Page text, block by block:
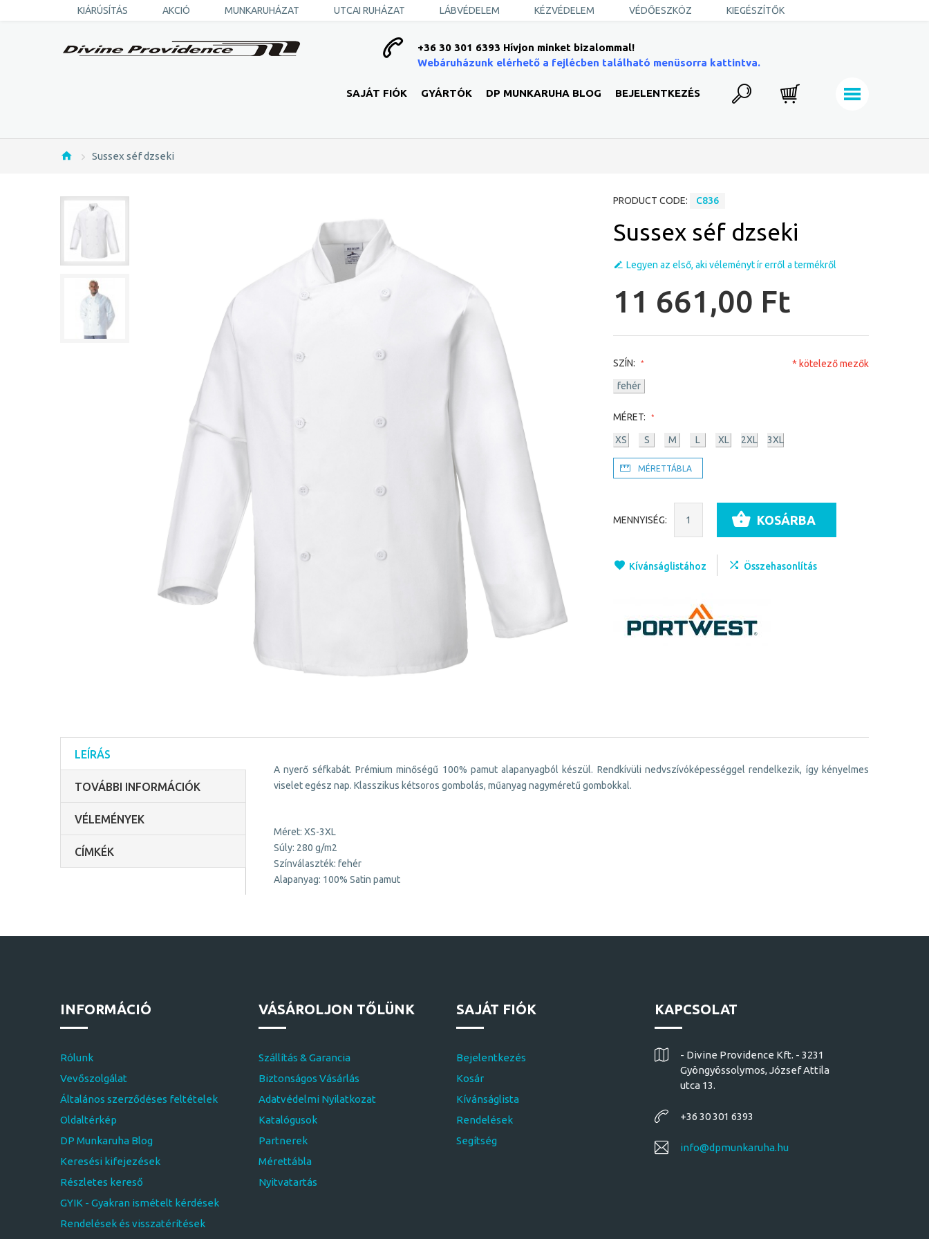
+36 30 301 6393 Hívjon minket bizalommal!
Webáruházunk elérhető a fejlécben található menüsorra kattintva.
SAJÁT FIÓK GYÁRTÓK DP MUNKARUHA BLOG BEJELENTKEZÉS
KIÁRÚSÍTÁS AKCIÓ MUNKARUHÁZAT UTCAI RUHÁZAT LÁBVÉDELEM KÉZVÉDELEM VÉDŐESZKÖZ KIEGÉSZÍTŐK
Sussex séf dzseki
PRODUCT CODE: C836
Sussex séf dzseki
Legyen az első, aki véleményt ír erről a termékről
11 661,00 Ft
SZÍN:
fehér
MÉRET:
XS S M L XL 2XL 3XL
MÉRETTÁBLA
* kötelező mezők
MENNYISÉG: KOSÁRBA
Kívánságlistához Összehasonlítás
LEÍRÁS
TOVÁBBI INFORMÁCIÓK
VÉLEMÉNYEK
CÍMKÉK
A nyerő séfkabát. Prémium minőségű 100% pamut alapanyagból készül. Rendkívüli nedvszívóképességgel rendelkezik, így kényelmes
viselet egész nap. Klasszikus kétsoros gombolás, műanyag nagyméretű gombokkal.
Méret: XS-3XL
Súly: 280 g/m2
Színválaszték: fehér
Alapanyag: 100% Satin pamut
INFORMÁCIÓ
Rólunk
Vevőszolgálat
Általános szerződéses feltételek
Oldaltérkép
DP Munkaruha Blog
Keresési kifejezések
Részletes kereső
GYIK - Gyakran ismételt kérdések
Rendelések és visszatérítések
VÁSÁROLJON TŐLÜNK
Szállítás & Garancia
Biztonságos Vásárlás
Adatvédelmi Nyilatkozat
Katalógusok
Partnerek
Mérettábla
Nyitvatartás
SAJÁT FIÓK
Bejelentkezés
Kosár
Kívánságlista
Rendelések
Segítség
KAPCSOLAT
- Divine Providence Kft. - 3231
Gyöngyössolymos, József Attila
utca 13.
+36 30 301 6393
info@dpmunkaruha.hu